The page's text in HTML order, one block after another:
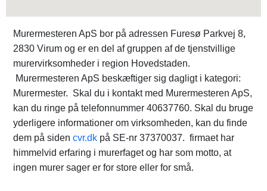
Murermesteren ApS bor på adressen Furesø Parkvej 8,
2830 Virum og er en del af gruppen af de tjenstvillige
murervirksomheder i region Hovedstaden.
Murermesteren ApS beskæftiger sig dagligt i kategori:
Murermester. Skal du i kontakt med Murermesteren ApS,
kan du ringe på telefonnummer 40637760. Skal du bruge
yderligere informationer om virksomheden, kan du finde
dem på siden cvr.dk på SE-nr 37370037. firmaet har
himmelvid erfaring i murerfaget og har som motto, at
ingen murer sager er for store eller for små.